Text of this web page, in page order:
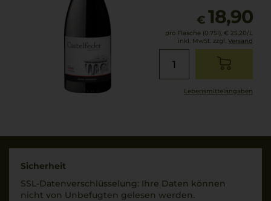
€ 18,90
pro Flasche (0.75l), € 25,20/L
inkl. MwSt. zzgl. Versand
Lebensmittel­angaben
Sicherheit
SSL-Daten­verschlüs­selung: Ihre Daten können
nicht von Unbe­fugten gelesen werden.